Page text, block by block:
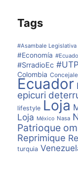
Esto ha
Celi
TRANSCRIBIRSE.
http://
especialidad-pdf
Israel Celi
proyectos
especialización
dos primeras
Penal (2011-
Tags
#Asambale Legislativa
#Economía
#SrradioEc
Colombia
Ecuador
epicuri
lifestyle Loja
Loja México Nasa
Patrioque
Reprimique
turquia